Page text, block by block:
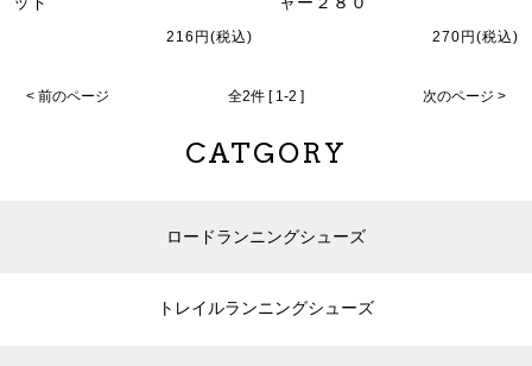
216円(税込) 270円(税込)
< 前のページ 全2件 [ 1-2 ] 次のページ >
CATGORY
ロードランニングシューズ
トレイルランニングシューズ